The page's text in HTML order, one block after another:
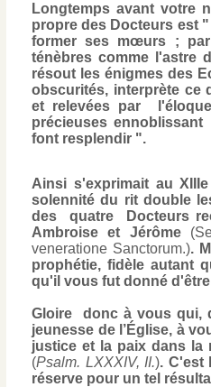
Longtemps avant votre
propre des Docteurs est "
former ses mœurs ;
ténèbres comme l'astre
résout les énigmes des
obscurités, interprète
et relevées par
précieuses
font resplendir ".
Ainsi s'exprimait au
solennité du rit double
des quatre Docteurs
Ambroise et Jérôme
veneratione Sanctorum.).
prophétie, fidèle autant
qu'il vous fut donné
Gloire donc à vous qui,
jeunesse de l’Église, à
justice et la paix dans la
(Psalm. LXXXIV, II.). C'est
réserve pour un tel